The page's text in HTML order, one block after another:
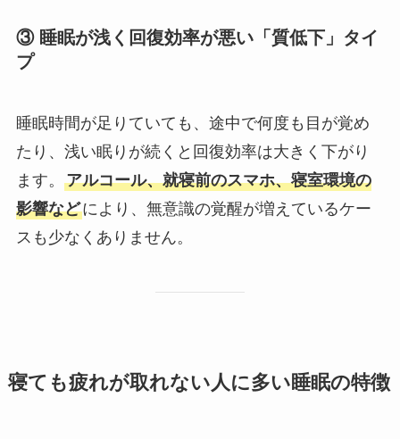
③ 睡眠が浅く回復効率が悪い「質低下」タイ
プ
睡眠時間が足りていても、途中で何度も目が覚め
たり、浅い眠りが続くと回復効率は大きく下がり
ます。 アルコール、就寝前のスマホ、寝室環境の
影響などにより、無意識の覚醒が増えているケー
スも少なくありません。
寝ても疲れが取れない人に多い睡眠の特徴